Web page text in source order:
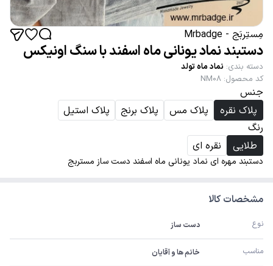
مِستِربَج - Mrbadge
دستبند نماد یونانی ماه اسفند با سنگ اونیکس
دسته بندی: نماد ماه تولد
کد محصول:
NM08
جنس
پلاک نقره
پلاک مس پلاک برنج
پلاک استیل
رنگ
طلایی
نقره ای
دستبند مهره ای نماد یونانی ماه اسفند دست ساز مستربج
مشخصات کالا
نوع دست ساز
مناسب خانم ها و آقایان